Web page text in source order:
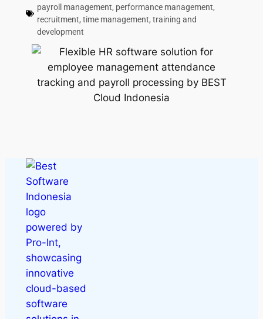
payroll management, performance management,
recruitment, time management, training and
development